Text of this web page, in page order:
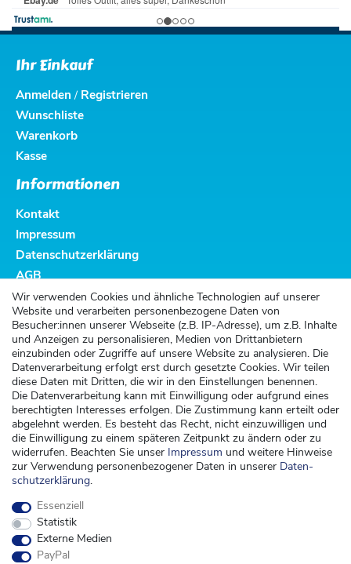
Wir verwenden Cookies und ähnliche Technologien auf unserer
Website und verarbeiten personenbezogene Daten von
Besucher:innen unserer Webseite (z.B. IP-Adresse), um z.B. Inhalte
und Anzeigen zu personalisieren, Medien von Drittanbietern
einzubinden oder Zugriffe auf unsere Website zu analysieren. Die
Datenverarbeitung erfolgt erst durch gesetzte Cookies. Wir teilen
diese Daten mit Dritten, die wir in den Einstellungen benennen.
Die Datenverarbeitung kann mit Einwilligung oder aufgrund eines
berechtigten Interesses erfolgen. Die Zustimmung kann erteilt oder
abgelehnt werden. Es besteht das Recht, nicht einzuwilligen und
die Einwilligung zu einem späteren Zeitpunkt zu ändern oder zu
widerrufen. Beachten Sie unser Impressum und weitere Hinweise
zur Verwendung personenbezogener Daten in unserer Daten­
schutz­erklärung.
Essenziell
Statistik
Externe Medien
PayPal
Ihr Einkauf
Anmelden / Registrieren
Wunschliste
Warenkorb
Kasse
Informationen
Kontakt
Impressum
Datenschutzerklärung
AGB
Altbatterieentsorgung
Kundenservice
Versand
Zahlung
Widerrufsrecht
Widerrufsformular
Kontakt
kontakt@kinderspieleland.de
Montag, Dienstag, Freitag von 7.30 bis 15.00 Uhr
Anrufe aus dem dt. Festnetz zum Ortstarif, Preise aus dem Mobilfunknetz ggf.
abweichend (abhängig vom Provider).